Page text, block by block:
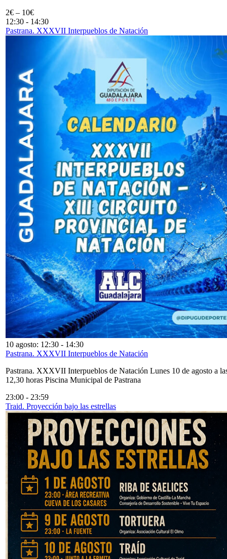
2€ – 10€
12:30 - 14:30
Pastrana. XXXVII Interpueblos de Natación
10 agosto: 12:30 - 14:30
Pastrana. XXXVII Interpueblos de Natación
Pastrana. XXXVII Interpueblos de Natación Lunes 10 de agosto a
12,30 horas Piscina Municipal de Pastrana
23:00 - 23:59
Traid. Proyección bajo las estrellas